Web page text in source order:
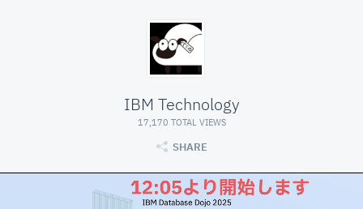
IBM Technology
17,170 TOTAL VIEWS
SHARE